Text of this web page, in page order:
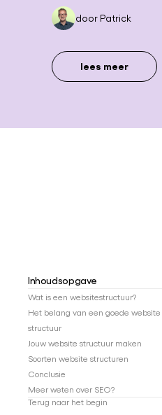
door Patrick
lees meer
Inhoudsopgave
Wat is een websitestructuur?
Het belang van een goede website
structuur
Jouw website structuur maken
Soorten website structuren
Conclusie
Meer weten over SEO?
Terug naar het begin